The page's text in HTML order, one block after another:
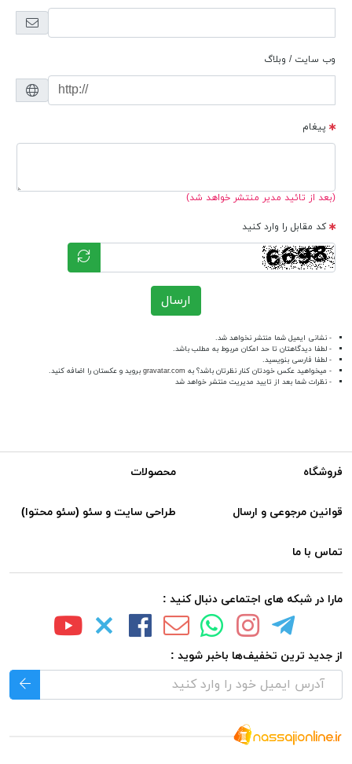
وب سایت / وبلاگ
پیغام
(بعد از تائید مدیر منتشر خواهد شد)
کد مقابل را وارد کنید
ارسال
- نشانی ایمیل شما منتشر نخواهد شد.
- لطفا دیدگاهتان تا حد امکان مربوط به مطلب باشد.
- لطفا فارسی بنویسید.
- میخواهید عکس خودتان کنار نظرتان باشد؟ به gravatar.com بروید و عکستان را اضافه کنید.
- نظرات شما بعد از تایید مدیریت منتشر خواهد شد
فروشگاه محصولات
قوانین مرجوعی و ارسال طراحی سایت و سئو (سئو محتوا)
تماس با ما
مارا در شبکه های اجتماعی دنبال کنید :
از جدید ترین تخفیف‌ها باخبر شوید :